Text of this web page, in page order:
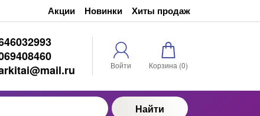
Акции Новинки Хиты продаж
Войти Корзина (0)
Найти